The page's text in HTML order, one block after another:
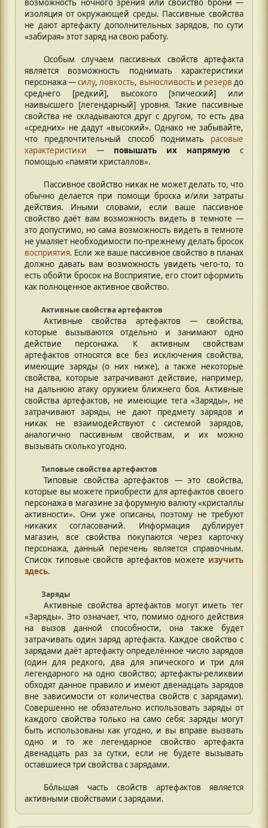
возможность ночного зрения или свойство брони —
изоляция от окружающей среды. Пассивные свойства
не дают артефакту дополнительных зарядов, по сути
«забирая» этот заряд на свою работу.
Особым случаем пассивных свойств артефакта
является возможность поднимать характеристики
персонажа —силу,ловкость, выносливостьи резерв до
среднего [редкий], высокого [эпический] или
наивысшего [легендарный] уровня. Такие пассивные
свойства не складываются друг с другом, то есть два
«средних» не дадут «высокий». Однако не забывайте,
что предпочтительный способ поднимать расовые
характеристики — повышать их напрямую с
помощью «памяти кристаллов».
Пассивное свойство никак не может делать то, что
обычно делается при помощи броска и/или затраты
действия. Иными словами, если ваше пассивное
свойство даёт вам возможность видеть в темноте —
это допустимо, но сама возможность видеть в темноте
не умаляет необходимости по-прежнему делать бросок
восприятия. Если же ваше пассивное свойство в планах
должно давать вам возможность увидеть чего-то, то
есть обойти бросок на Восприятие, его стоит оформить
как полноценное активное свойство.
Активные свойства артефактов
Активные свойства артефактов — свойства,
которые вызываются отдельно и занимают одно
действие персонажа. К активным свойствам
артефактов относятся все без исключения свойства,
имеющие заряды (о них ниже), а также некоторые
свойства, которые затрачивают действие, например,
на дальнюю атаку оружием ближнего боя. Активные
свойства артефактов, не имеющие тега «Заряды», не
затрачивают заряды, не дают предмету зарядов и
никак не взаимодействуют с системой зарядов,
аналогично пассивным свойствам, и их можно
вызывать сколько угодно.
Типовые свойства артефактов
Типовые свойства артефактов — это свойства,
которые вы можете приобрести для артефактов своего
персонажа в магазине за форумную валюту «кристаллы
активности». Они уже описаны, поэтому не требуют
никаких согласований. Информация дублирует
магазин, все свойства покупаются через карточку
персонажа, данный перечень является справочным.
Список типовые свойств артефактов можете изучить
здесь.
Заряды
Активные свойства артефактов могут иметь тег
«Заряды». Это означает, что, помимо одного действия
на вызов данной способности, она также будет
затрачивать один заряд артефакта. Каждое свойство с
зарядами даёт артефакту определённое число зарядов
(один для редкого, два для эпического и три для
легендарного на одно свойство; артефакты-реликвии
обходят данное правило и имеют двенадцать зарядов
вне зависимости от количества свойств с зарядами).
Совершенно не обязательно использовать заряды от
каждого свойства только на само себя: заряды могут
быть использованы как угодно, и вы вправе вызвать
одно и то же легендарное свойство артефакта
двенадцать раз за сутки, если не будете вызывать
оставшиеся три свойства с зарядами.
Бóльшая часть свойств артефактов является
активными свойствами с зарядами.